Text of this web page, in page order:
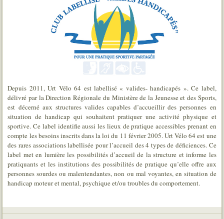
Depuis 2011, Urt Vélo 64 est labellisé « valides- handicapés ». Ce label,
délivré par la Direction Régionale du Ministère de la Jeunesse et des Sports,
est décerné aux structures valides capables d’accueillir des personnes en
situation de handicap qui souhaitent pratiquer une activité physique et
sportive. Ce label identifie aussi les lieux de pratique accessibles prenant en
compte les besoins inscrits dans la loi du 11 février 2005. Urt Vélo 64 est une
des rares associations labellisée pour l’accueil des 4 types de déficiences. Ce
label met en lumière les possibilités d’accueil de la structure et informe les
pratiquants et les institutions des possibilités de pratique qu’elle offre aux
personnes sourdes ou malentendantes, non ou mal voyantes, en situation de
handicap moteur et mental, psychique et/ou troubles du comportement.